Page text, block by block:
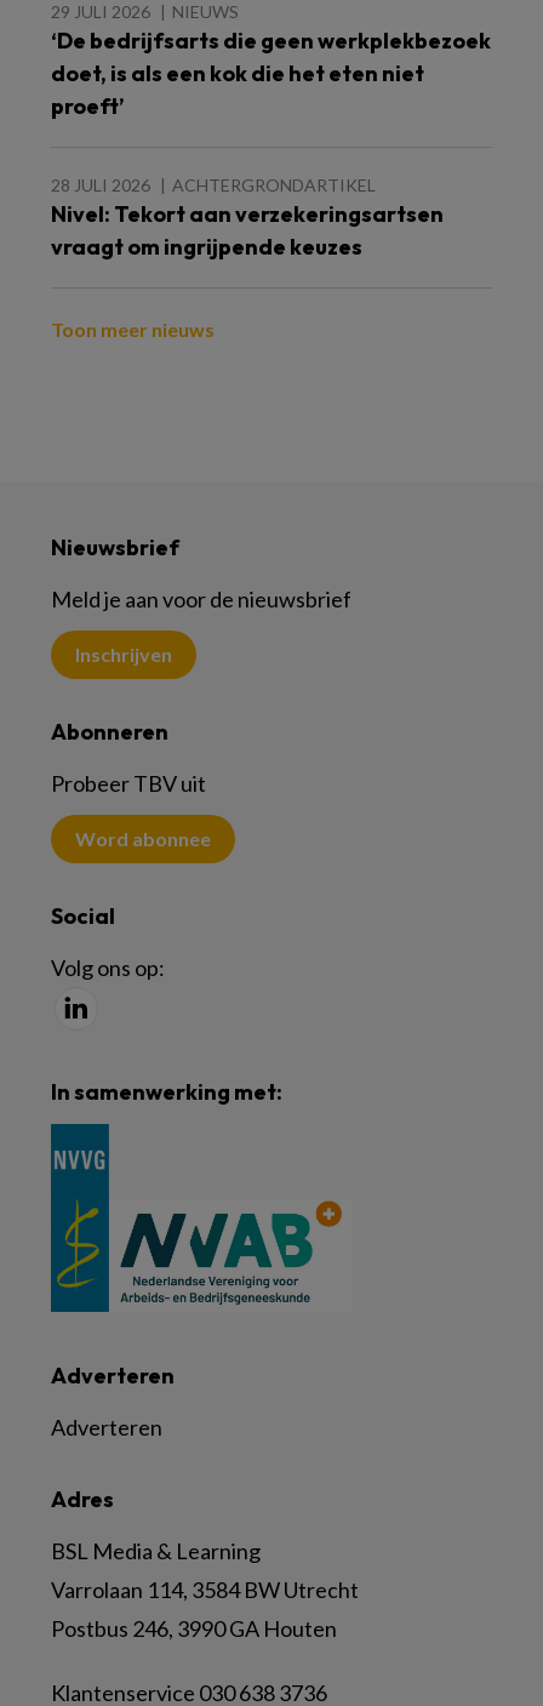
29 JULI 2026 NIEUWS
‘De bedrijfsarts die geen werkplekbezoek
doet, is als een kok die het eten niet
proeft’
28 JULI 2026 ACHTERGRONDARTIKEL
Nivel: Tekort aan verzekeringsartsen
vraagt om ingrijpende keuzes
Toon meer nieuws
Nieuwsbrief
Meld je aan voor de nieuwsbrief
Inschrijven
Abonneren
Probeer TBV uit
Word abonnee
Social
Volg ons op:
Adres
BSL Media & Learning
Varrolaan 114, 3584 BW Utrecht
Postbus 246, 3990 GA Houten
Klantenservice 030 638 3736
Adverteren
Adverteren
In samenwerking met: